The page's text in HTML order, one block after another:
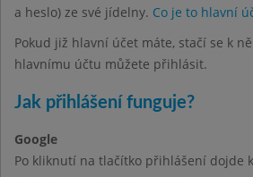
a heslo) ze své jídelny. Co je to hlavní
Pokud již hlavní účet máte, stačí se k
hlavnímu účtu můžete přihlásit.
Jak přihlášení funguje?
Google
Po kliknutí na tlačítko přihlášení dojde